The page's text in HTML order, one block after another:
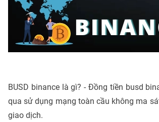
BUSD binance là gì? - Đồng tiền busd
qua sử dụng mạng toàn cầu không ma
giao dịch.